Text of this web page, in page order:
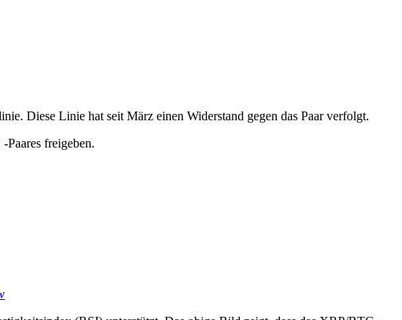
Diese Linie hat seit März einen Widerstand gegen das Paar verfolgt.
Paares freigeben.